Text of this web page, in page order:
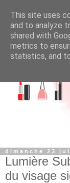
dimanche 23
Lumière
du visage
This site uses
and to analyze
shared with
metrics to
statistics, and